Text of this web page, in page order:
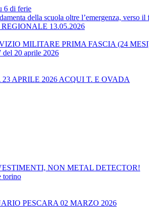
6 di ferie
della scuola oltre l’emergenza, verso
13.05.2026
MILITARE PRIMA FASCIA (24
20 aprile 2026
APRILE 2026 ACQUI T. E OVADA
NON METAL DETECTOR!
torino
PESCARA 02 MARZO 2026